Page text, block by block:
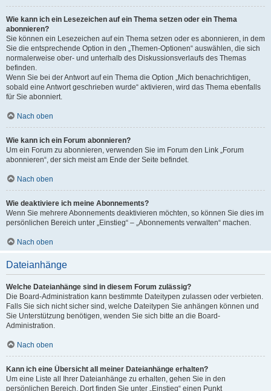
Wie kann ich ein Lesezeichen auf ein Thema setzen oder ein Thema
abonnieren?
Sie können ein Lesezeichen auf ein Thema setzen oder es abonnieren, in dem
Sie die entsprechende Option in den „Themen-Optionen“ auswählen, die sich
normalerweise ober- und unterhalb des Diskussionsverlaufs des Themas
befinden.
Wenn Sie bei der Antwort auf ein Thema die Option „Mich benachrichtigen,
sobald eine Antwort geschrieben wurde“ aktivieren, wird das Thema ebenfalls
für Sie abonniert.
Nach oben
Wie kann ich ein Forum abonnieren?
Um ein Forum zu abonnieren, verwenden Sie im Forum den Link „Forum
abonnieren“, der sich meist am Ende der Seite befindet.
Nach oben
Wie deaktiviere ich meine Abonnements?
Wenn Sie mehrere Abonnements deaktivieren möchten, so können Sie dies im
persönlichen Bereich unter „Einstieg“ – „Abonnements verwalten“ machen.
Nach oben
Dateianhänge
Welche Dateianhänge sind in diesem Forum zulässig?
Die Board-Administration kann bestimmte Dateitypen zulassen oder verbieten.
Falls Sie sich nicht sicher sind, welche Dateitypen Sie anhängen können und
Sie Unterstützung benötigen, wenden Sie sich bitte an die Board-
Administration.
Nach oben
Kann ich eine Übersicht all meiner Dateianhänge erhalten?
Um eine Liste all Ihrer Dateianhänge zu erhalten, gehen Sie in den
persönlichen Bereich. Dort finden Sie unter „Einstieg“ einen Punkt